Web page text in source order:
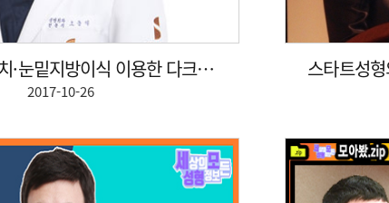
눈밑지방재배치·눈밑지방이식 이용한 다크서클 교정, 알...
2017-10-26